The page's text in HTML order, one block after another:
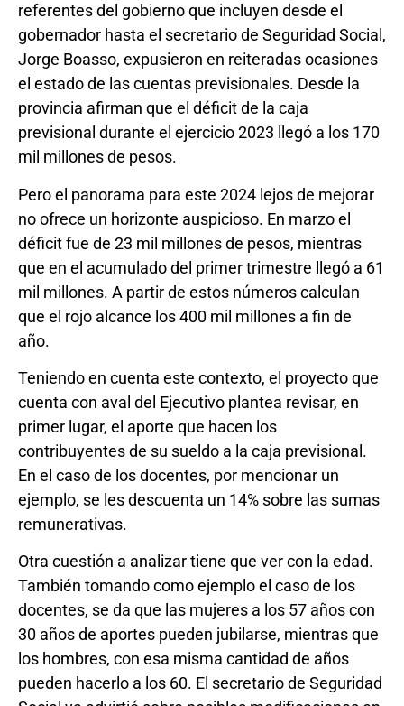
referentes del gobierno que incluyen desde el
gobernador hasta el secretario de Seguridad Social,
Jorge Boasso, expusieron en reiteradas ocasiones
el estado de las cuentas previsionales. Desde la
provincia afirman que el déficit de la caja
previsional durante el ejercicio 2023 llegó a los 170
mil millones de pesos.
Pero el panorama para este 2024 lejos de mejorar
no ofrece un horizonte auspicioso. En marzo el
déficit fue de 23 mil millones de pesos, mientras
que en el acumulado del primer trimestre llegó a 61
mil millones. A partir de estos números calculan
que el rojo alcance los 400 mil millones a fin de
año.
Teniendo en cuenta este contexto, el proyecto que
cuenta con aval del Ejecutivo plantea revisar, en
primer lugar, el aporte que hacen los
contribuyentes de su sueldo a la caja previsional.
En el caso de los docentes, por mencionar un
ejemplo, se les descuenta un 14% sobre las sumas
remunerativas.
Otra cuestión a analizar tiene que ver con la edad.
También tomando como ejemplo el caso de los
docentes, se da que las mujeres a los 57 años con
30 años de aportes pueden jubilarse, mientras que
los hombres, con esa misma cantidad de años
pueden hacerlo a los 60. El secretario de Seguridad